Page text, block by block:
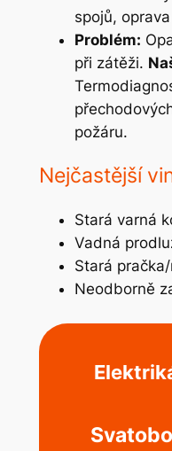
spojů,
Problém:
při zátěži.
požáru.
Nejčastější
Stará varná
Vadná
Stará
Neodborně